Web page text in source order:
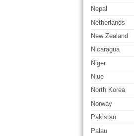
Nepal
Netherlands
New Zealand
Nicaragua
Niger
Niue
North Korea
Norway
Pakistan
Palau